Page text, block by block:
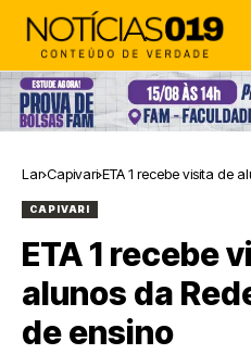
Lar Capivari ETA 1 recebe visita de
CAPIVARI
ETA 1 recebe
alunos da
de ensino